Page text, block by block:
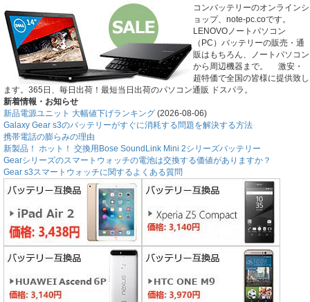
コンバッテリーのオンラインシ
ョップ、note-pc.coです。
LENOVOノートパソコン
（PC）バッテリーの販売・通
販はもちろん、ノートパソコン
から周辺機器まで。 激安・
超特価で全国の皆様に提供致し
ます。365日、毎日出荷！最短当日出荷のパソコン通販 ドスパラ。
新着情報・お知らせ
新品電源ユニット 大幅値下げランキング (2026-08-06)
Galaxy Gear s3のバッテリーがすぐに消耗する問題を解決する方法
携帯電話の膨らみの理由
新製品！ ホット！ 交換用Bose SoundLink Mini 2シリーズバッテリー
Gearシリーズのスマートウォッチの電池は交換する価値がありますか？
Gear s3スマートウォッチに関するよくある質問